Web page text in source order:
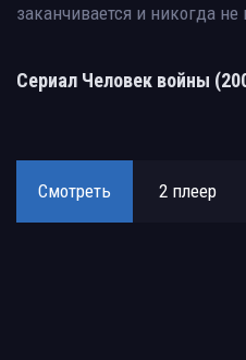
заканчивается и никогда не
Сериал Человек войны
Смотреть 2 плеер